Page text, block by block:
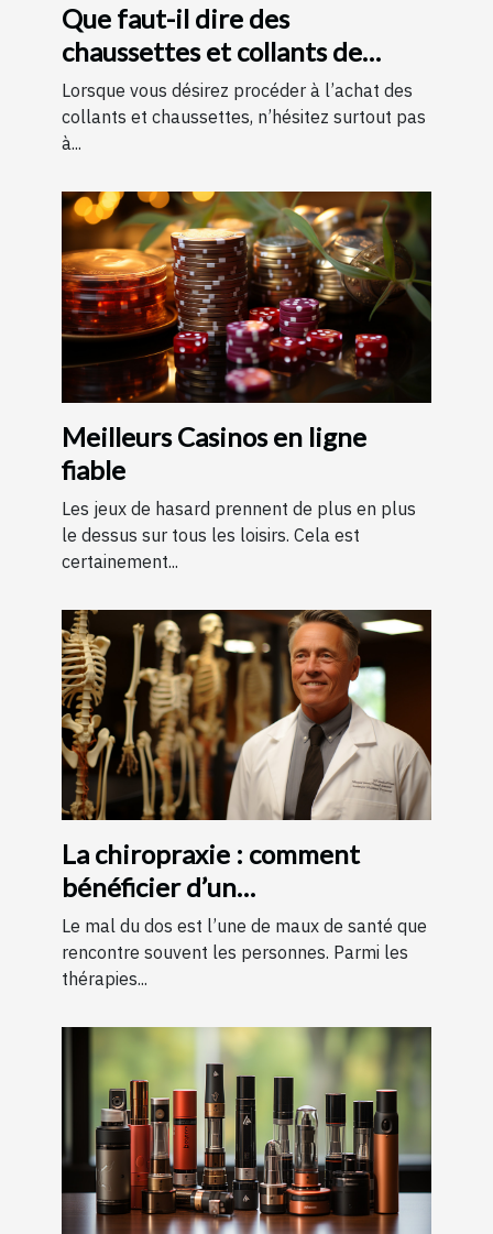
Que faut-il dire des
chaussettes et collants de
contention ?
Lorsque vous désirez procéder à l’achat des
collants et chaussettes, n’hésitez surtout pas
à...
Meilleurs Casinos en ligne
fiable
Les jeux de hasard prennent de plus en plus
le dessus sur tous les loisirs. Cela est
certainement...
La chiropraxie : comment
bénéficier d’un
remboursement ?
Le mal du dos est l’une de maux de santé que
rencontre souvent les personnes. Parmi les
thérapies...